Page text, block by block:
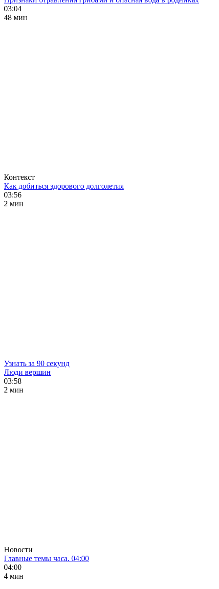
03:04
48 мин
Контекст
Как добиться здорового долголетия
03:56
2 мин
Узнать за 90 секунд
Люди вершин
03:58
2 мин
Новости
Главные темы часа. 04:00
04:00
4 мин